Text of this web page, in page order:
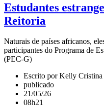
Estudantes
Reitoria
Naturais de países africanos,
participantes do Programa de
(PEC-G)
Escrito por Kelly
publicado
21/05/26
08h21